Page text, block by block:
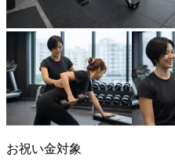
お祝い金対象